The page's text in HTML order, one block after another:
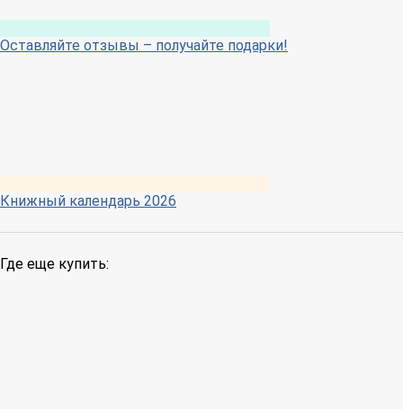
Оставляйте отзывы – получайте подарки!
Книжный календарь 2026
Где еще купить: